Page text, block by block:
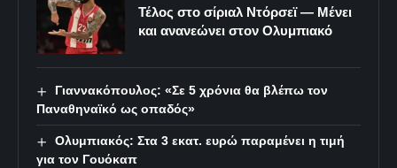
Τέλος στο σίριαλ Ντόρσεϊ — Μένει
και ανανεώνει στον Ολυμπιακό
Γιαννακόπουλος: «Σε 5 χρόνια θα βλέπω τον
Παναθηναϊκό ως οπαδός»
Ολυμπιακός: Στα 3 εκατ. ευρώ παραμένει η τιμή
για τον Γουόκαπ